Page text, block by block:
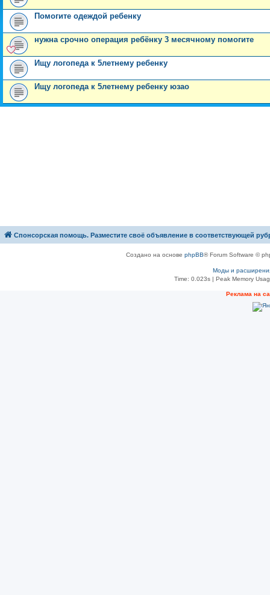
Помогите одеждой ребенку
нужна срочно операция ребёнку 3 месячному помогите
Ищу логопеда к 5летнему ребенку
Ищу логопеда к 5летнему ребенку юзао
Спонсорская помощь. Разместите своё объявление в соответствующей
Создано на основе phpBB® Forum Software ©
Моды и
Time: 0.023s| Peak Memory
Рeклама на